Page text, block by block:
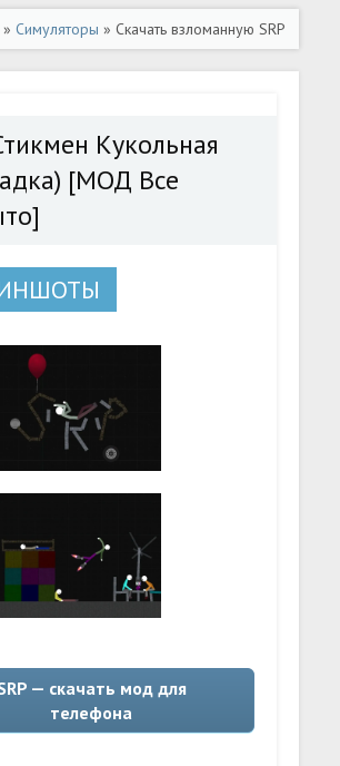
» Симуляторы » Скачать взломанную SRP
Площадка) [МОД Все открыто] -
Кукольная
[МОД Все
— скачать мод для
телефона